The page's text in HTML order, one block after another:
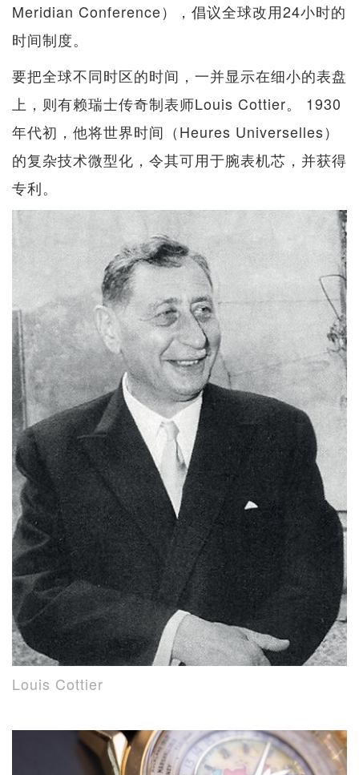
Meridian Conference），倡议全球改用24小时的
时间制度。
要把全球不同时区的时间，一并显示在细小的表盘
上，则有赖瑞士传奇制表师Louis Cottier。 1930
年代初，他将世界时间（Heures Universelles）
的复杂技术微型化，令其可用于腕表机芯，并获得
专利。
Louis Cottier